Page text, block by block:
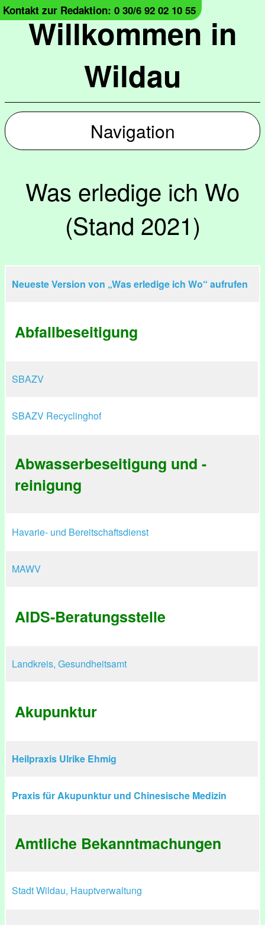
Willkommen in
Wildau
Kontakt zur Redaktion: 0 30/6 92 02 10 55
Navigation
Was erledige ich Wo
(Stand 2021)
Neueste Version von „Was erledige ich Wo“ aufrufen
Abfallbeseitigung
SBAZV
SBAZV Recyclinghof
Abwasserbeseitigung und -
reinigung
Havarie- und Bereitschaftsdienst
MAWV
AIDS-Beratungsstelle
Landkreis, Gesundheitsamt
Akupunktur
Heilpraxis Ulrike Ehmig
Praxis für Akupunktur und Chinesische Medizin
Amtliche Bekanntmachungen
Stadt Wildau, Hauptverwaltung